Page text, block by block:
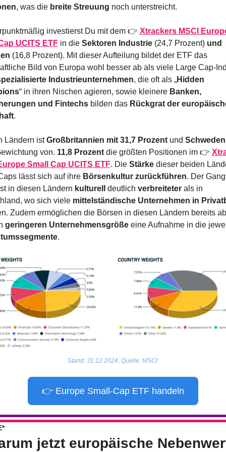
, was die breite Streuung noch unterstreicht.
investierst Du mit dem 👉 Xtrackers MSCI
UCITS ETF in die Sektoren Industrie (24,7 Prozent) und
(16,8 Prozent). Mit dieser Aufteilung bildet der ETF das
Bild von Europa wohl besser ab als viele Large Cap-
Industrieunternehmen, die oft als „Hidden
“ in ihren Nischen agieren, sowie kleinere Banken,
und Fintechs bilden das Rückgrat der
.
Ländern ist Großbritannien mit 31,7 Prozent und Schweden
von. 11,8 Prozent die größten Positionen im 👉
Small Cap UCITS ETF. Die Stärke dieser beiden
lässt sich auf ihre Börsenkultur zurückführen. Der
in diesen Ländern kulturell deutlich verbreiteter als in
wo sich viele mittelständische Unternehmen in
Zudem ermöglichen die Börsen in diesen Ländern bereits
geringeren Unternehmensgröße
.
Stand: 31.12.2024, Quelle. MSCI
👉 Europe Small-Cap ETF handeln
jetzt europäische